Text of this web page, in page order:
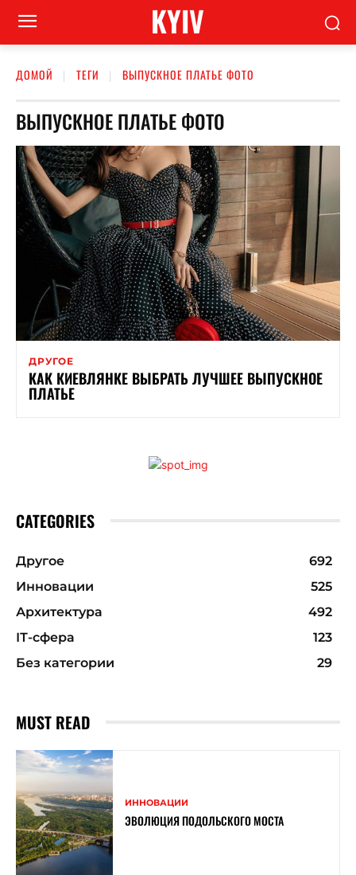
KYIV
ДОМОЙ ТЕГИ ВЫПУСКНОЕ ПЛАТЬЕ ФОТО
ВЫПУСКНОЕ ПЛАТЬЕ ФОТО
ДРУГОЕ
КАК КИЕВЛЯНКЕ ВЫБРАТЬ ЛУЧШЕЕ ВЫПУСКНОЕ
ПЛАТЬЕ
CATEGORIES
Другое
692
Инновации
525
Архитектура
492
ІТ-сфера
123
Без категории
29
MUST READ
ИННОВАЦИИ
ЭВОЛЮЦИЯ ПОДОЛЬСКОГО МОСТА